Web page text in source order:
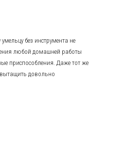
без инструмента не
любой домашней работы
приспособления. Даже тот же
довольно